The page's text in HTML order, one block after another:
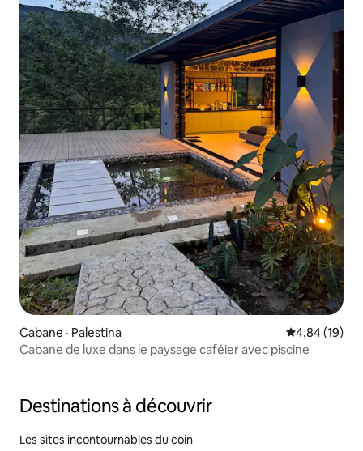
Cabane · Palestina Note
4,84 (19)
Cabane de luxe dans le paysage caféier avec piscine
Destinations à découvrir
Les sites incontournables du coin